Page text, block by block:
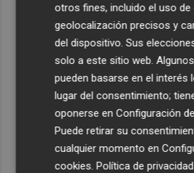
otros fines, incluido el uso de
geolocalización precisos y
del dispositivo. Sus
solo a este sitio web.
pueden basarse en el interés
lugar del consentimiento;
oponerse enConfiguración
Puede retirar su
cualquier momento en
cookies .Política de privacidad